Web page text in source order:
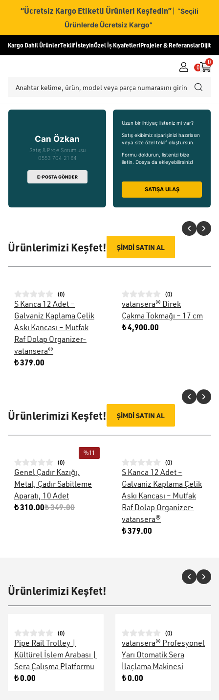
“Ücretsiz Kargo Etiketli Ürünleri Keşfedin” | “Seçili
Ürünlerde Ücretsiz Kargo”
Kargo Dahil ÜrünlerTeklif İsteyinÖzel İş KıyafetleriProjeler & ReferanslarDijital
0
0
Can Özkan
Satış & Proje Sorumlusu
0553 704 21 64
E-POSTA GÖNDER
Uzun bir ihtiyaç listeniz mi var?
Satış ekibimiz siparişinizi hazırlasın
veya size özel teklif oluştursun.
Formu doldurun, listenizi bize
iletin. Dosya da ekleyebilirsiniz!
SATIŞA ULAŞ
Ürünlerimizi Keşfet! ŞİMDİ SATIN AL
(0)
S Kanca 12 Adet –
Galvaniz Kaplama Çelik
Askı Kancası – Mutfak
Raf Dolap Organizer-
vatansera®
₺ 379.00
(0)
vatansera® Direk
Çakma Tokmağı – 17 cm
₺ 4,900.00
Ürünlerimizi Keşfet! ŞİMDİ SATIN AL
%11
(0)
Genel Çadır Kazığı,
Metal, Çadır Sabitleme
Aparatı, 10 Adet
₺ 310.00₺ 349.00
(0)
S Kanca 12 Adet –
Galvaniz Kaplama Çelik
Askı Kancası – Mutfak
Raf Dolap Organizer-
vatansera®
₺ 379.00
Ürünlerimizi Keşfet!
(0)
Pipe Rail Trolley |
Kültürel İşlem Arabası |
Sera Çalışma Platformu
₺ 0.00
(0)
vatansera® Profesyonel
Yarı Otomatik Sera
İlaçlama Makinesi
₺ 0.00